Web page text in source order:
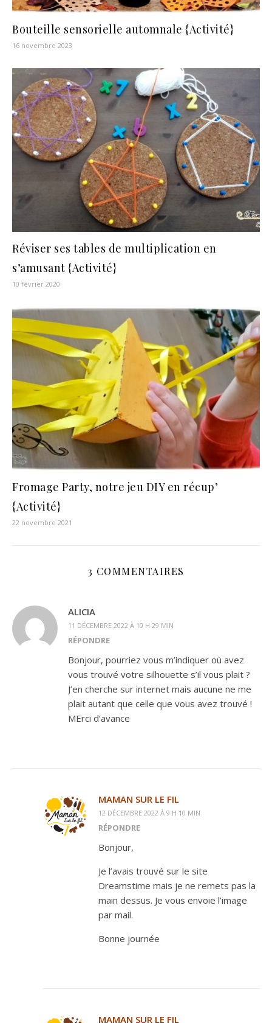
Bouteille sensorielle automnale {Activité}
16 novembre 2023
Réviser ses tables de multiplication en
s’amusant {Activité}
10 février 2020
Fromage Party, notre jeu DIY en récup’
{Activité}
22 novembre 2021
3 COMMENTAIRES
ALICIA
11 DÉCEMBRE 2022 À 10 H 29 MIN
RÉPONDRE
Bonjour, pourriez vous m’indiquer où avez
vous trouvé votre silhouette s’il vous plait ?
J’en cherche sur internet mais aucune ne me
plait autant que celle que vous avez trouvé !
MErci d’avance
MAMAN SUR LE FIL
12 DÉCEMBRE 2022 À 9 H 10 MIN
RÉPONDRE
Bonjour,
Je l’avais trouvé sur le site
Dreamstime mais je ne remets pas la
main dessus. Je vous envoie l’image
par mail.
Bonne journée
MAMAN SUR LE FIL